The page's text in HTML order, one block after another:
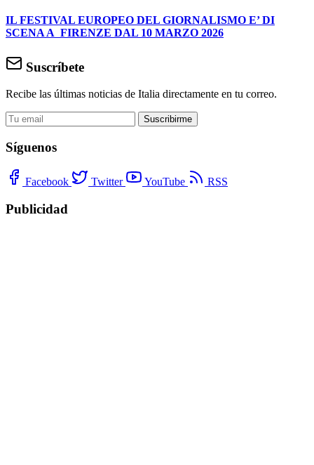
IL FESTIVAL EUROPEO DEL GIORNALISMO E’ DI
SCENA A FIRENZE DAL 10 MARZO 2026
Suscríbete
Recibe las últimas noticias de Italia directamente en tu correo.
Suscribirme
Síguenos
Facebook Twitter YouTube RSS
Publicidad